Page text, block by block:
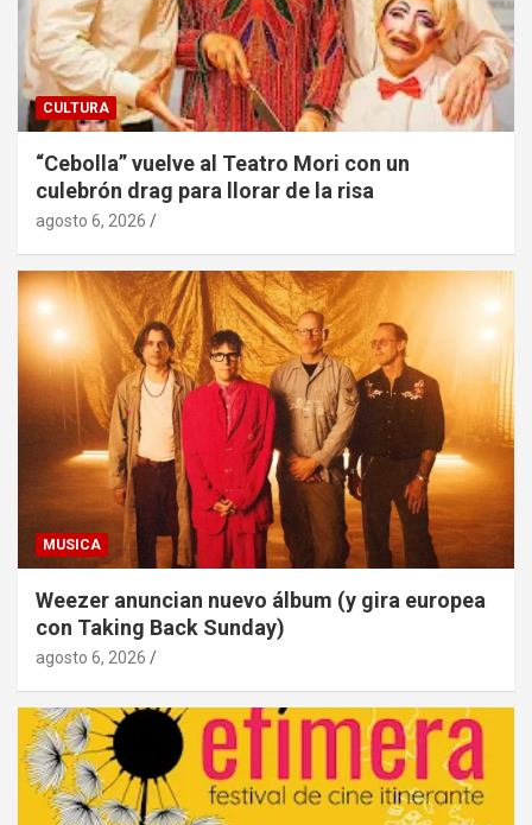
CULTURA
“Cebolla” vuelve al Teatro Mori con un
culebrón drag para llorar de la risa
agosto 6, 2026
MUSICA
Weezer anuncian nuevo álbum (y gira europea
con Taking Back Sunday)
agosto 6, 2026